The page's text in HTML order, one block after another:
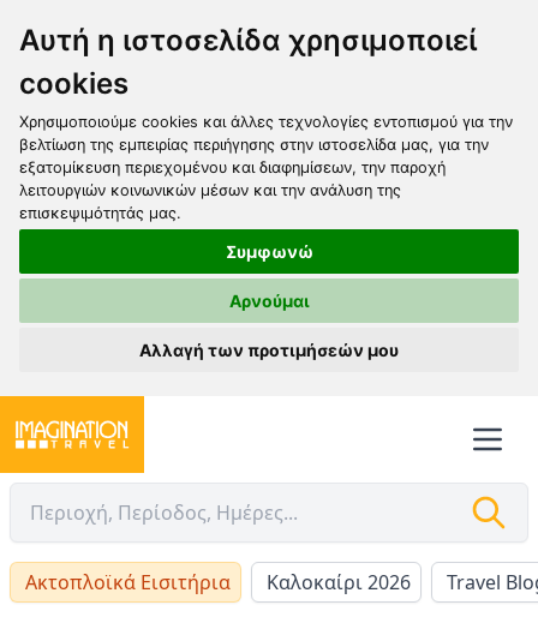
Αυτή η ιστοσελίδα χρησιμοποιεί
cookies
Χρησιμοποιούμε cookies και άλλες τεχνολογίες εντοπισμού για την
βελτίωση της εμπειρίας περιήγησης στην ιστοσελίδα μας, για την
εξατομίκευση περιεχομένου και διαφημίσεων, την παροχή
λειτουργιών κοινωνικών μέσων και την ανάλυση της
επισκεψιμότητάς μας.
Συμφωνώ
Αρνούμαι
Αλλαγή των προτιμήσεών μου
Ακτοπλοϊκά Εισιτήρια Καλοκαίρι 2026 Travel